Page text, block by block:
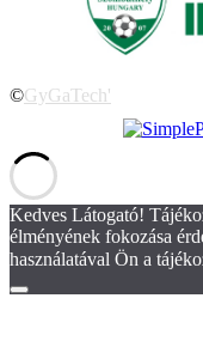
©GyGaTech'
Kedves Látogató!
élményének fokozása
használatával Ön a